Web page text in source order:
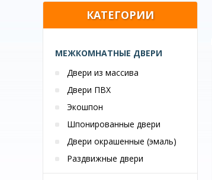
КАТЕГОРИИ
МЕЖКОМНАТНЫЕ ДВЕРИ
Двери из массива
Двери ПВХ
Экошпон
Шпонированные двери
Двери окрашенные (эмаль)
Раздвижные двери